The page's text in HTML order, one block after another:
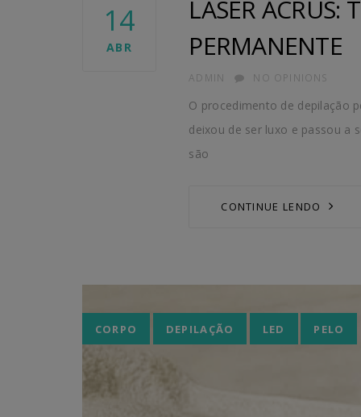
14
ABR
LASER ÁCRUS:
PERMANENTE
AUTHOR
ADMIN NO OPINIONS
O procedimento de depilação
deixou de ser luxo e passou a
são
CONTINUE LENDO
Tags
CORPO DEPILAÇÃO LED PELO